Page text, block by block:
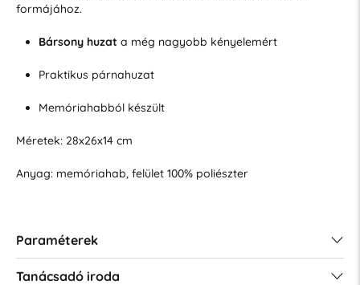
formájához.
Bársony huzat a még nagyobb kényelemért
Praktikus párnahuzat
Memóriahabból készült
Méretek: 28x26x14 cm
Anyag: memóriahab, felület 100% poliészter
Paraméterek
Tanácsadó iroda